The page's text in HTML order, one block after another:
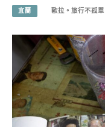
宜蘭 歐拉。旅行不孤單